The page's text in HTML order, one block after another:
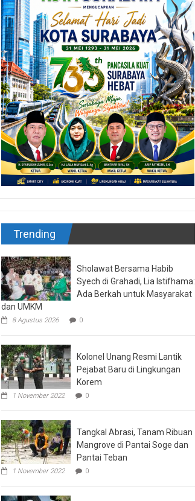
Trending
Sholawat Bersama Habib
Syech di Grahadi, Lia Istifhama:
Ada Berkah untuk Masyarakat
dan UMKM
8 Agustus 2026 0
Kolonel Unang Resmi Lantik
Pejabat Baru di Lingkungan
Korem
1 November 2022 0
Tangkal Abrasi, Tanam Ribuan
Mangrove di Pantai Soge dan
Pantai Teban
1 November 2022 0